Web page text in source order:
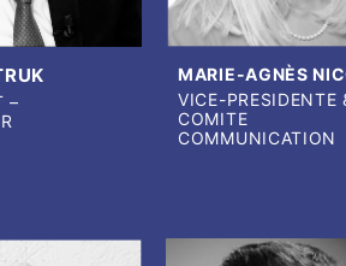
–
MARIE-AGNÈS
VICE-PRESIDENTE
COMITE
COMMUNICATION